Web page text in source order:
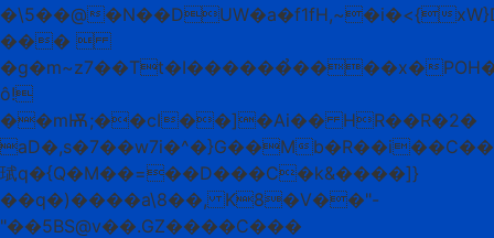
�\5��@�N��DUW�a�f1fH,~�i�<{
��� 
�g�m~z7��Tt�I������̉����x�
ô!
��mѬ;��cI��]�Ai�� HR��R�2�
aD�,s�7��w7i�^�}G��M
珷q�{Q�M��=��D���C�k&����]}
��q�)����a\8��, K8�V��"-
"��5BS@v��.GZ����C���